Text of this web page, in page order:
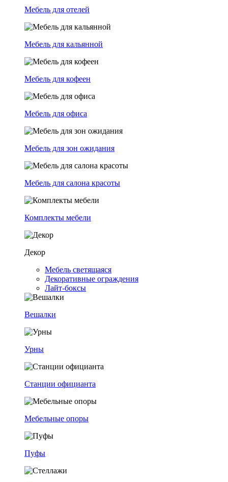
Мебель для отелей
Мебель для кальянной
Мебель для кофеен
Мебель для офиса
Мебель для зон ожидания
Мебель для салона красоты
Комплекты мебели
Декор
Мебель светящаяся
Декоративные ограждения
Лайт-боксы
Вешалки
Урны
Станции официанта
Мебельные опоры
Пуфы